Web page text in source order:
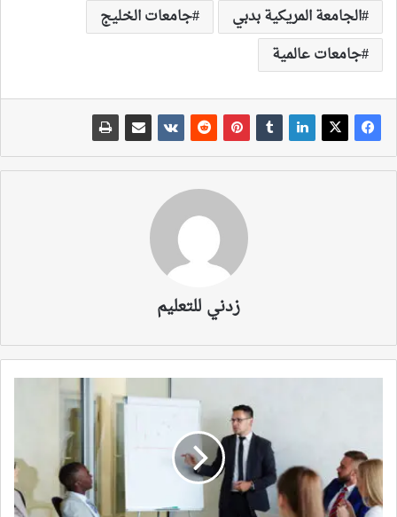
الجامعة المريكية بدبي
جامعات الخليج
جامعات عالمية
زدني للتعليم
على
التعليم
في